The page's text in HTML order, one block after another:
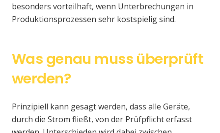
besonders vorteilhaft, wenn Unterbrechungen in
Produktionsprozessen sehr kostspielig sind.
Was genau muss überprüft
werden?
Prinzipiell kann gesagt werden, dass alle Geräte,
durch die Strom fließt, von der Prüfpflicht erfasst